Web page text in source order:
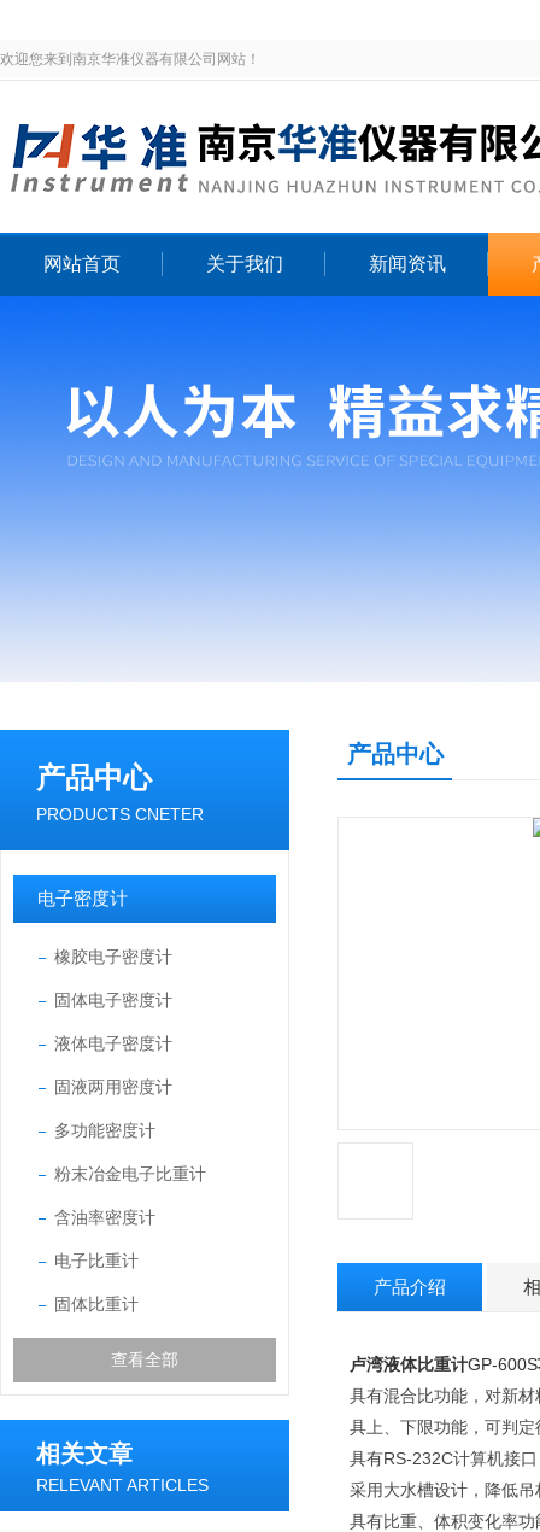
欢迎您来到南京华准仪器有限公司网站！
网站首页 关于我们 新闻资讯
产品中心
PRODUCTS CNETER
电子密度计
橡胶电子密度计
固体电子密度计
液体电子密度计
固液两用密度计
多功能密度计
粉末冶金电子比重计
含油率密度计
电子比重计
固体比重计
查看全部
相关文章
RELEVANT ARTICLES
产品中心
产品介绍
卢湾液体比重计GP-600S
具有混合比功能，对新
具上、下限功能，可判
具有RS-232C计算机接
采用大水槽设计，降低
具有比重、体积变化率